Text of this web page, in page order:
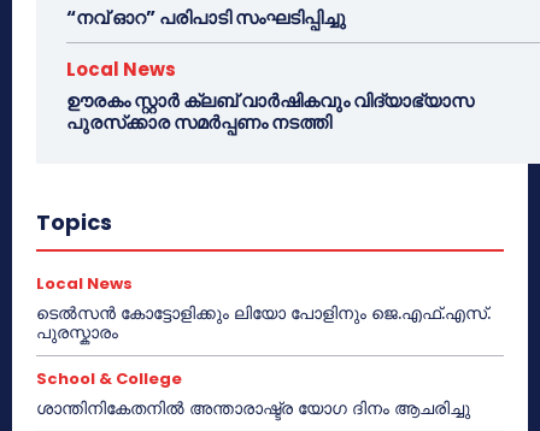
“നവ് ഓറ” പരിപാടി സംഘടിപ്പിച്ചു
Local News
ഊരകം സ്റ്റാർ ക്ലബ് വാർഷികവും വിദ്യാഭ്യാസ
പുരസ്‌ക്കാര സമർപ്പണം നടത്തി
Topics
Local News
ടെൽസൻ കോട്ടോളിക്കും ലിയോ പോളിനും ജെ.എഫ്.എസ്.
പുരസ്കാരം
School & College
ശാന്തിനികേതനിൽ അന്താരാഷ്ട്ര യോഗ ദിനം ആചരിച്ചു